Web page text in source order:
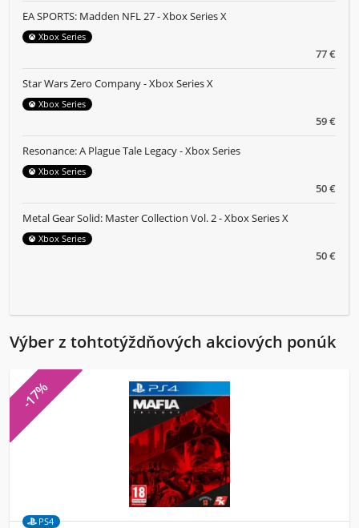
77 €
EA SPORTS: Madden NFL 27 - Xbox Series X
Xbox Series
59 €
Star Wars Zero Company - Xbox Series X
Xbox Series
50 €
Resonance: A Plague Tale Legacy - Xbox Series
Xbox Series
50 €
Metal Gear Solid: Master Collection Vol. 2 - Xbox Series X
Xbox Series
Výber z tohtotýždňových akciových ponúk
-17%
PS4